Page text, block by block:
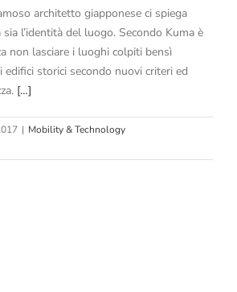
architetto giapponese ci spiega
sia l’identità del luogo. Secondo Kuma è
non lasciare i luoghi colpiti bensì
edifici storici secondo nuovi criteri ed
[…]
| Mobility & Technology